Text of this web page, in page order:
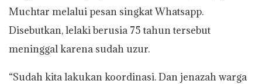
Muchtar melalui pesan singkat Whatsapp.
Disebutkan, lelaki berusia 75 tahun tersebut
meninggal karena sudah uzur.
“Sudah kita lakukan koordinasi. Dan jenazah warga